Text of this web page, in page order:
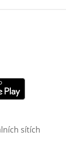
okně
sítích